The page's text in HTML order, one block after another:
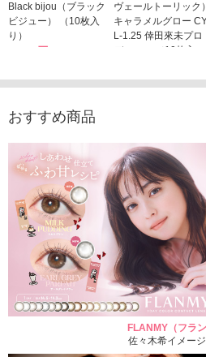
Black bijou（ブラック
ビジュー） （10枚入
り）
1,760円
ヴェールトーリック）
キャラメルグロー
L-1.25 倖田來未プロ
デュース （10枚入
1,760円(税込)
おすすめ商品
FLANMY（フラン
佐々木希イメー